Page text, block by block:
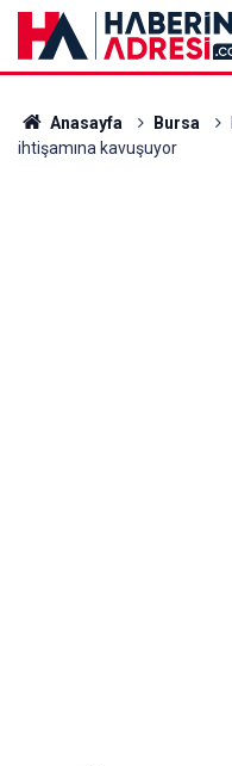
Anasayfa Bursa
ihtişamına kavuşuyor